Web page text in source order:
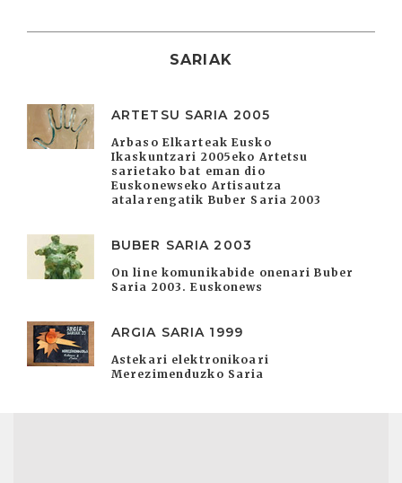
SARIAK
ARTETSU SARIA 2005
Arbaso Elkarteak Eusko
Ikaskuntzari 2005eko Artetsu
sarietako bat eman dio
Euskonewseko Artisautza
atalarengatik Buber Saria 2003
BUBER SARIA 2003
On line komunikabide onenari Buber
Saria 2003. Euskonews
ARGIA SARIA 1999
Astekari elektronikoari
Merezimenduzko Saria